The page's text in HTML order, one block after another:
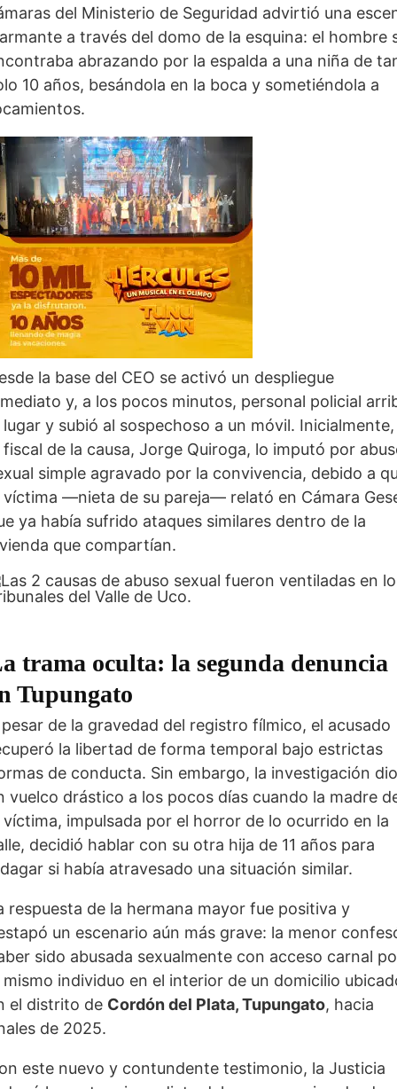
del Ministerio de Seguridad advirtió una
a través del domo de la esquina: el hombre
abrazando por la espalda a una niña de
10 años, besándola en la boca y sometiéndola a
la base del CEO se activó un despliegue
y, a los pocos minutos, personal policial
lugar y subió al sospechoso a un móvil. Inicialmente,
fiscal de la causa, Jorge Quiroga, lo imputó por
simple agravado por la convivencia, debido a
víctima —nieta de su pareja— relató en Cámara
ya había sufrido ataques similares dentro de la
que compartían.
trama oculta: la segunda denuncia
Tupungato
de la gravedad del registro fílmico, el acusado
la libertad de forma temporal bajo estrictas
de conducta. Sin embargo, la investigación dio
vuelco drástico a los pocos días cuando la madre
víctima, impulsada por el horror de lo ocurrido en la
decidió hablar con su otra hija de 11 años para
si había atravesado una situación similar.
respuesta de la hermana mayor fue positiva y
un escenario aún más grave: la menor
sido abusada sexualmente con acceso carnal
mismo individuo en el interior de un domicilio
el distrito de Cordón del Plata, Tupungato, hacia
de 2025.
este nuevo y contundente testimonio, la Justicia